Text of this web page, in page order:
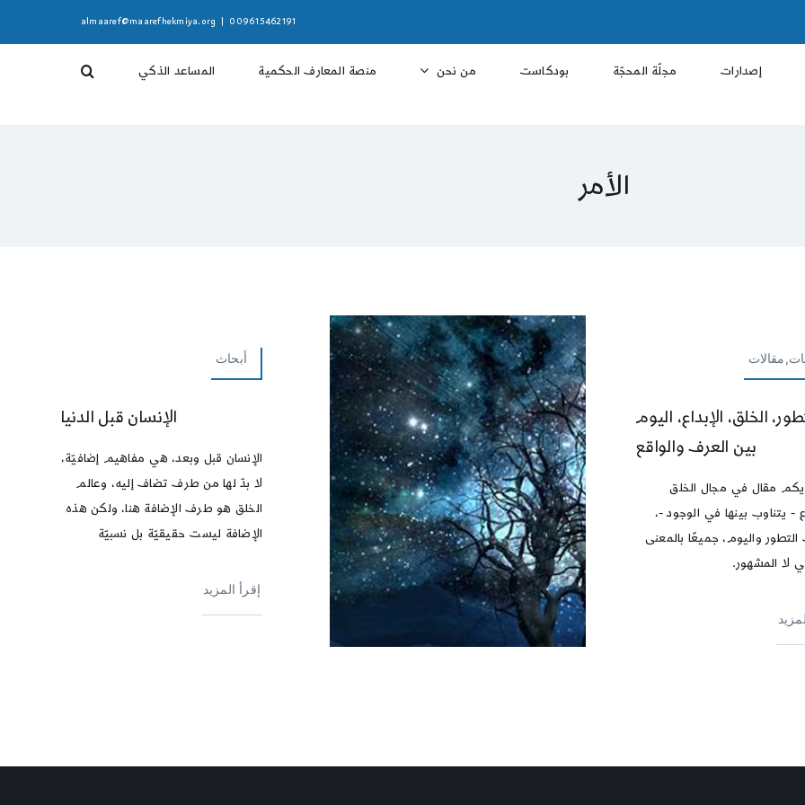
009615462191
almaaref@maarefhekmiya.org
إصدارات مجلّة المحجّة بودكاست من نحن منصة المعارف الحكمية المساعد الذكي
الأمر
الخلق، الإبداع، اليوم
بين العرف والواقع
مقال في مجال الخلق
- يتناوب بينها في الوجود -،
واليوم، جميعًا بالمعنى
لا المشهور.
أبحاث
الإنسان قبل الدنيا
الإنسان قبل وبعد، هي مفاهيم إضافيّة،
لا بدّ لها من طرف تضاف إليه، وعالم
الخلق هو طرف الإضافة هنا، ولكن هذه
الإضافة ليست حقيقيّة بل نسبيّة
إقرأ المزيد